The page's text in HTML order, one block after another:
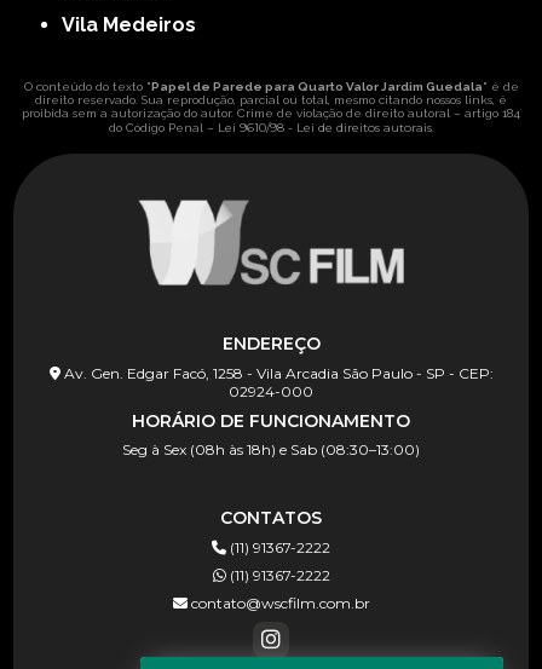
Vila Medeiros
O conteúdo do texto "Papel de Parede para Quarto Valor Jardim Guedala" é de
direito reservado. Sua reprodução, parcial ou total, mesmo citando nossos links, é
proibida sem a autorização do autor. Crime de violação de direito autoral – artigo 184
do Código Penal – Lei 9610/98 - Lei de direitos autorais.
ENDEREÇO
Av. Gen. Edgar Facó, 1258 - Vila Arcadia São Paulo - SP - CEP:
02924-000
HORÁRIO DE FUNCIONAMENTO
Seg à Sex (08h às 18h) e Sab (08:30–13:00)
CONTATOS
(11) 91367-2222
(11) 91367-2222
contato@wscfilm.com.br